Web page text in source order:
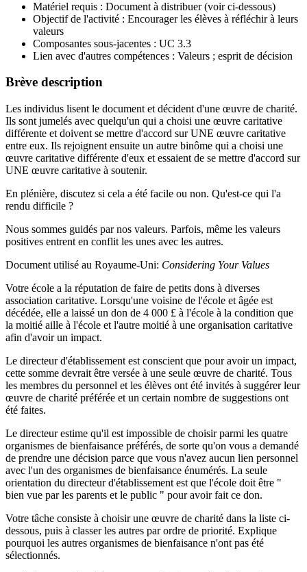
Matériel requis : Document à distribuer (voir ci-dessous)
Objectif de l'activité : Encourager les élèves à réfléchir à leurs
valeurs
Composantes sous-jacentes : UC 3.3
Lien avec d'autres compétences : Valeurs ; esprit de décision
Brève description
Les individus lisent le document et décident d'une œuvre de charité.
Ils sont jumelés avec quelqu'un qui a choisi une œuvre caritative
différente et doivent se mettre d'accord sur UNE œuvre caritative
entre eux. Ils rejoignent ensuite un autre binôme qui a choisi une
œuvre caritative différente d'eux et essaient de se mettre d'accord sur
UNE œuvre caritative à soutenir.
En plénière, discutez si cela a été facile ou non. Qu'est-ce qui l'a
rendu difficile ?
Nous sommes guidés par nos valeurs. Parfois, même les valeurs
positives entrent en conflit les unes avec les autres.
Document utilisé au Royaume-Uni: Considering Your Values
Votre école a la réputation de faire de petits dons à diverses
association caritative. Lorsqu'une voisine de l'école et âgée est
décédée, elle a laissé un don de 4 000 £ à l'école à la condition que
la moitié aille à l'école et l'autre moitié à une organisation caritative
afin d'avoir un impact.
Le directeur d'établissement est conscient que pour avoir un impact,
cette somme devrait être versée à une seule œuvre de charité. Tous
les membres du personnel et les élèves ont été invités à suggérer leur
œuvre de charité préférée et un certain nombre de suggestions ont
été faites.
Le directeur estime qu'il est impossible de choisir parmi les quatre
organismes de bienfaisance préférés, de sorte qu'on vous a demandé
de prendre une décision parce que vous n'avez aucun lien personnel
avec l'un des organismes de bienfaisance énumérés. La seule
orientation du directeur d'établissement est que l'école doit être "
bien vue par les parents et le public " pour avoir fait ce don.
Votre tâche consiste à choisir une œuvre de charité dans la liste ci-
dessous, puis à classer les autres par ordre de priorité. Explique
pourquoi les autres organismes de bienfaisance n'ont pas été
sélectionnés.